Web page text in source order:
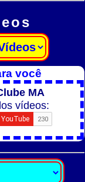
você
MA
vídeos: